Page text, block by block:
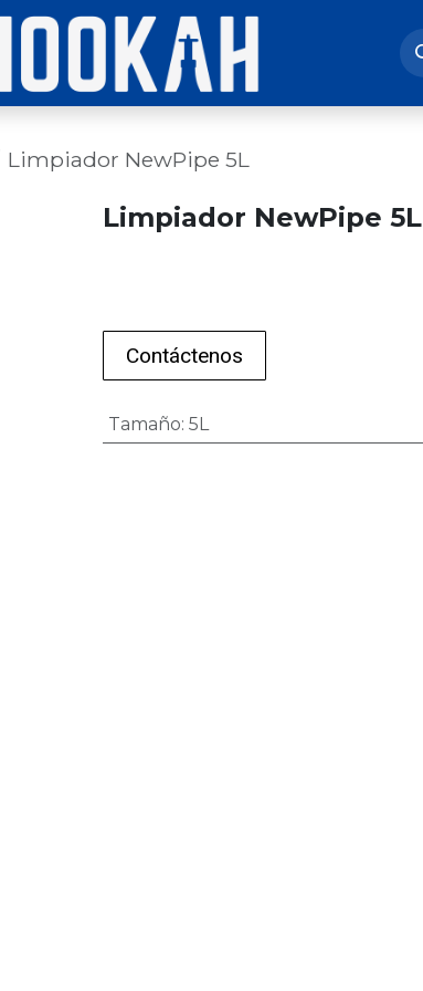
Limpiador NewPipe 5L
Limpiador NewPipe 5L
Contáctenos
Tamaño: 5L